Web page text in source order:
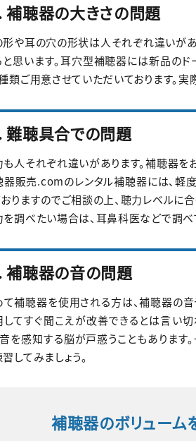
補聴器の大きさの問題
や耳の穴の形状は人それぞれ違いが
と思います。耳穴型補聴器には新品の
類ご用意させていただいております。実
難聴具合での問題
人それぞれ違いがあります。補聴器
販売.comのレンタル補聴器には、軽
りますのでご相談の上、聴力レベルに
調べたい場合は、耳鼻科医などで調べ
補聴器の音の問題
補聴器を使用される方は、補聴器の
てすぐ聞こえが改善できるとは言い
を感知する脳が戸惑うこともあります
してみましょう。
補聴器のボリューム